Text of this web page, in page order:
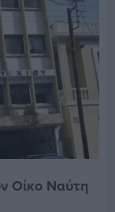
Οίκο Ναύτη